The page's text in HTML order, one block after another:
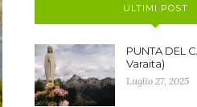
ULTIMI POST
PUNTA DEL
Varaita)
Luglio 27, 2025